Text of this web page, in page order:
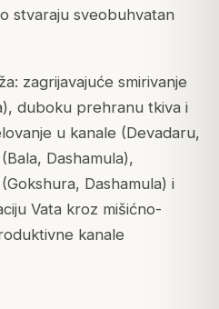
stvaraju sveobuhvatan
zagrijavajuće smirivanje
duboku prehranu tkiva i
u kanale (Devadaru,
Dashamula),
Dashamula) i
Vata kroz mišićno-
kanale